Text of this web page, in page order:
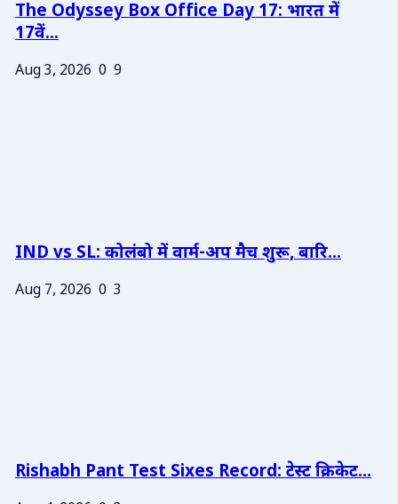
The Odyssey Box Office Day 17: भारत में
17वें...
Aug 3, 2026 0 9
IND vs SL: कोलंबो में वार्म-अप मैच शुरू, बारि...
Aug 7, 2026 0 3
Rishabh Pant Test Sixes Record: टेस्ट क्रिकेट...